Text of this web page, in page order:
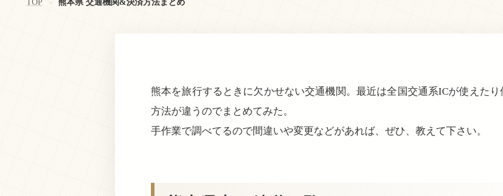
TOP > 熊本県 交通機関&決済方法まとめ
熊本を旅行するときに欠かせない交通機関。最近は全国交通系ICが使えた
方法が違うのでまとめてみた。
手作業で調べてるので間違いや変更などがあれば、ぜひ、教えて下さい。